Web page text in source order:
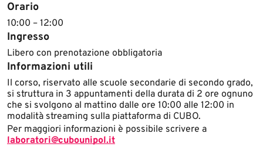
Orario
10:00 – 12:00
Ingresso
Libero con prenotazione obbligatoria
Informazioni utili
​​​Il corso, riservato alle scuole secondarie di secondo grado,
si struttura in 3 appuntamenti della durata di 2 ore ognuno
che si svolgono al mattino dalle ore 10:00 alle 12:00 in
modalità streaming sulla piattaforma di CUBO.​
Per maggiori informazioni è possibile scrivere a
laboratori@cubounipol.it